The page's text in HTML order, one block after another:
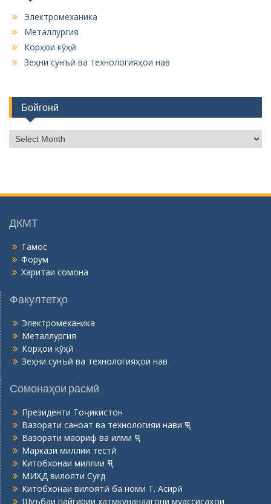
Электромеханика
Металлургия
Корҳои кӯҳӣ
Зеҳни сунъӣ ва технологияҳои нав
Бойгонӣ
о
н
ДКМТ
Тамос
Форум
Харитаи сомона
Факултетҳо
Электромеханика
Металлургия
Корҳои кӯҳӣ
Зеҳни сунъӣ ва технологияҳои нав
Сомонаҳои расмӣ
Президенти Тоҷикистон
Вазорати саноат ва технологияи нави ҶТ
Вазорати маориф ва илми ҶТ
Маркази миллии тестӣ
Китобхонаи миллии ҶТ
МИҲД вилояти Суғд
Китобхонаи вилоятӣ ба номи Т. Асирӣ
Шуъбаи пайгирии хатмкунандагони муассисаҳои